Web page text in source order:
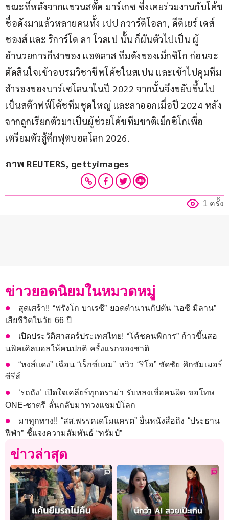
ขณะที่หลังจากแขวนสตั๊ด มาร์เกซ ซึ่งเคยร่วมงานกับโค้ช
ชื่อดังมาแล้วหลายคนทั้ง เปป กวาร์ดิโอลา, ดีดิเยร์ เดส์
ชองส์ และ ริการ์โด ลา โวลเป นั้น ก็ผันตัวไปเป็น ผู้
อำนวยการกีฬาของ แอตลาส ทีมดังของเม็กซิโก ก่อนจะ
ตัดสินใจเข้าอบรมวิชาชีพโค้ชในสเปน และเข้าไปคุมทีม
สำรองของบาร์เซโลนาในปี 2022 จากนั้นจึงขยับขึ้นไป
เป็นสต๊าฟฟ์โค้ชทีมชุดใหญ่ และลาออกเมื่อปี 2024 หลัง
จากถูกเรียกตัวมาเป็นผู้ช่วยโค้ชทีมชาติเม็กซิโกเพื่อ
เตรียมตัวสู้ศึกฟุตบอลโลก 2026.
ภาพ REUTERS, gettyimages
1 ครั้ง
ข่าวยอดนิยมในหมวดหมู่
สุดเศร้า!! “ฟรังโก บาเรซี” ยอดตำนานกัปตัน “เอซี มิลาน”
เสียชีวิตในวัย 66 ปี
เปิดประวัติศาสตร์ประเทศไทย! “โค้ชคนพิการ” ก้าวขึ้นสอ
นพิคเคิลบอลให้คนปกติ ครั้งแรกของชาติ
“หงส์แดง” เฉือน “เร็กซ์แฮม” หวิว “ริโอ” ซัดชัย ศึกซัมเมอร์
ซีรีส์
‘รถถัง’ เปิดใจเคลียร์ทุกดราม่า รับหลงเชื่อคนผิด ขอโทษ
ONE-ชาตรี ลั่นกลับมาทวงแชมป์โลก
มาทุกทาง!! “สส.พรรคเดโมแครต” ยื่นหนังสือถึง “ประธาน
ฟีฟ่า” ชี้แจงความสัมพันธ์ “ทรัมป์”
ข่าวล่าสุด